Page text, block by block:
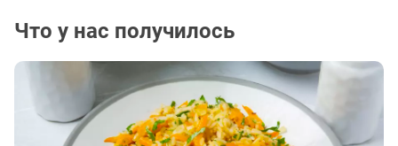
Что у нас получилось